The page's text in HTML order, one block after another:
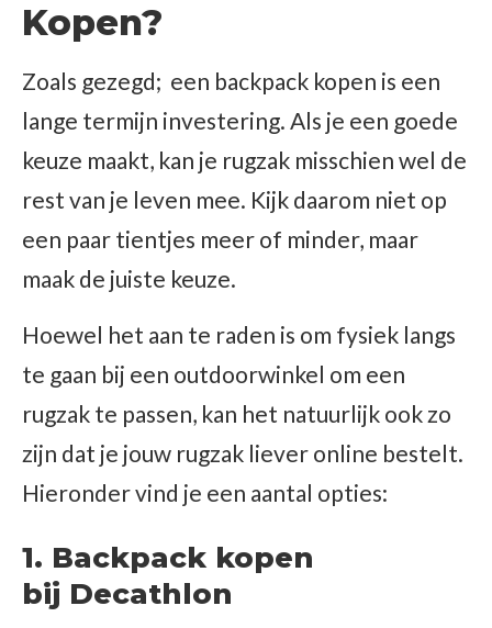
Kopen?
Zoals gezegd; een backpack kopen is een
lange termijn investering. Als je een goede
keuze maakt, kan je rugzak misschien wel de
rest van je leven mee. Kijk daarom niet op
een paar tientjes meer of minder, maar
maak de juiste keuze.
Hoewel het aan te raden is om fysiek langs
te gaan bij een outdoorwinkel om een
rugzak te passen, kan het natuurlijk ook zo
zijn dat je jouw rugzak liever online bestelt.
Hieronder vind je een aantal opties:
1. Backpack kopen
bij Decathlon